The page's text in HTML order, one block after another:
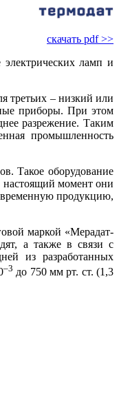
скачать pdf >>
ламп и
третьих – низкий или
приборы. При этом
разрежение. Таким
промышленность
Такое оборудование
момент они
продукцию,
маркой «Мерадат-
а также в связи с
из разработанных
–3 до 750 мм рт. ст. (1,3